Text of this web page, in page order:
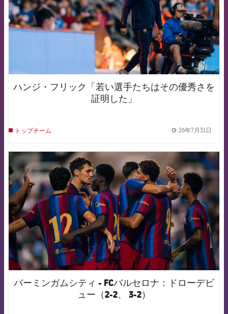
ハンジ・フリック「若い選手たちはその優秀さを
証明した」
トップチーム 26年7月31日
FCB Barcelona badge
バーミンガムシティ - FCバルセロナ：ドローデビ
ュー（2-2、 3-2）